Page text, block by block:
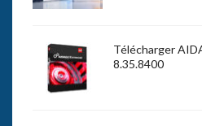
Télécharger
8.35.8400